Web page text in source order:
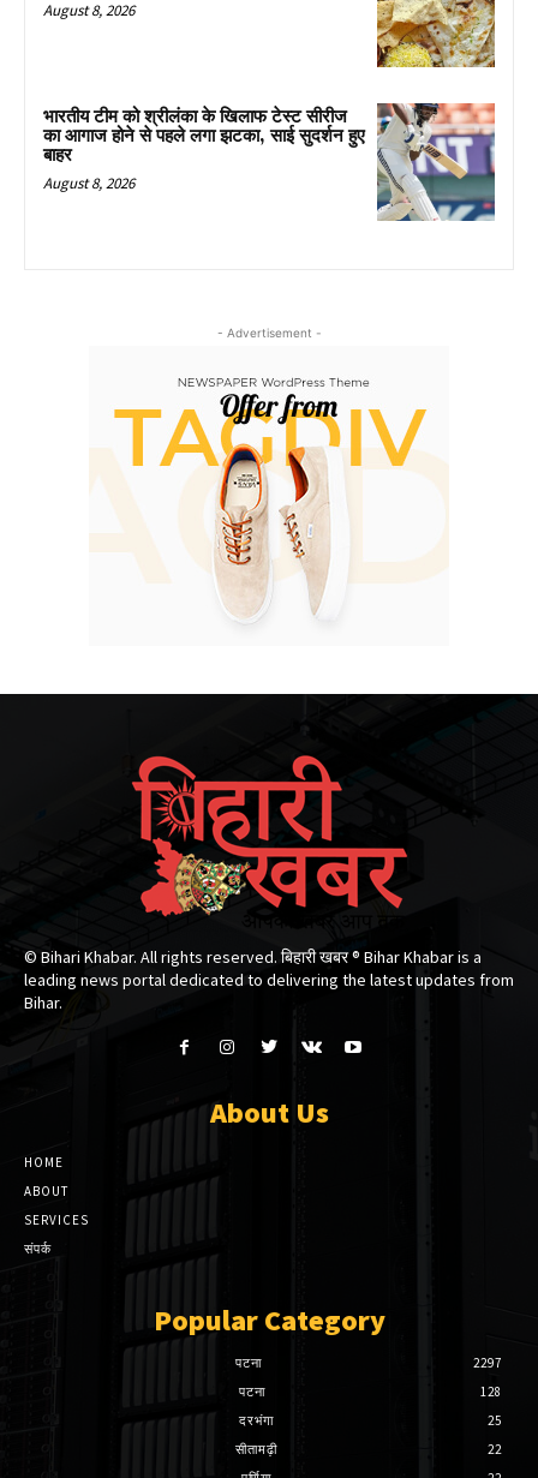
August 8, 2026
भारतीय टीम को श्रीलंका के खिलाफ टेस्ट सीरीज
का आगाज होने से पहले लगा झटका, साई सुदर्शन हुए
बाहर
August 8, 2026
- Advertisement -
© Bihari Khabar. All rights reserved. बिहारी खबर ®​ Bihar Khabar is a
leading news portal dedicated to delivering the latest updates from
Bihar.
About Us
HOME
ABOUT
SERVICES
संपर्क
Popular Category
पटना
2297
पटना
128
दरभंगा
25
सीतामढ़ी
22